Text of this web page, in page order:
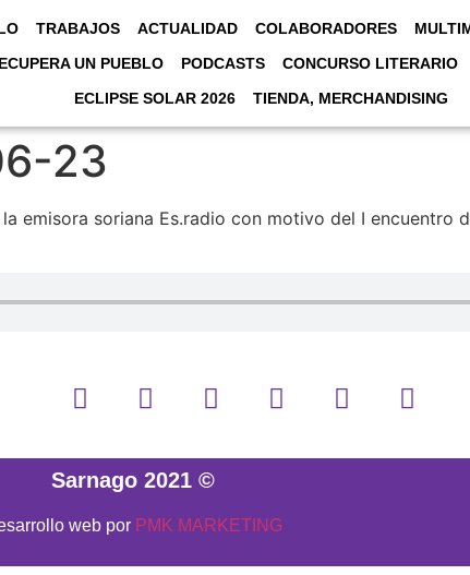
TRABAJOS ACTUALIDAD COLABORADORES
UN PUEBLO
PODCASTS CONCURSO LITERARIO
ECLIPSE SOLAR 2026
TIENDA, MERCHANDISING
23
emisora soriana Es.radio con motivo del I encuentro
Sarnago 2021 ©
web por PMK MARKETING